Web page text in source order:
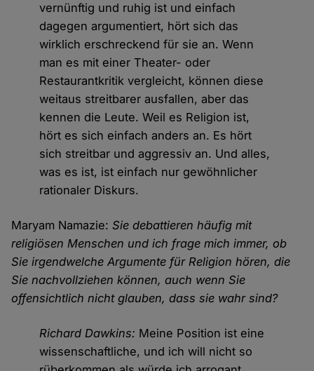
vernünftig und ruhig ist und einfach
dagegen argumentiert, hört sich das
wirklich erschreckend für sie an. Wenn
man es mit einer Theater- oder
Restaurantkritik vergleicht, können diese
weitaus streitbarer ausfallen, aber das
kennen die Leute. Weil es Religion ist,
hört es sich einfach anders an. Es hört
sich streitbar und aggressiv an. Und alles,
was es ist, ist einfach nur gewöhnlicher
rationaler Diskurs.
Maryam Namazie:Sie debattieren häufig mit
religiösen Menschen und ich frage mich immer, ob
Sie irgendwelche Argumente für Religion hören, die
Sie nachvollziehen können, auch wenn Sie
offensichtlich nicht glauben, dass sie wahr sind?
Richard Dawkins: Meine Position ist eine
wissenschaftliche, und ich will nicht so